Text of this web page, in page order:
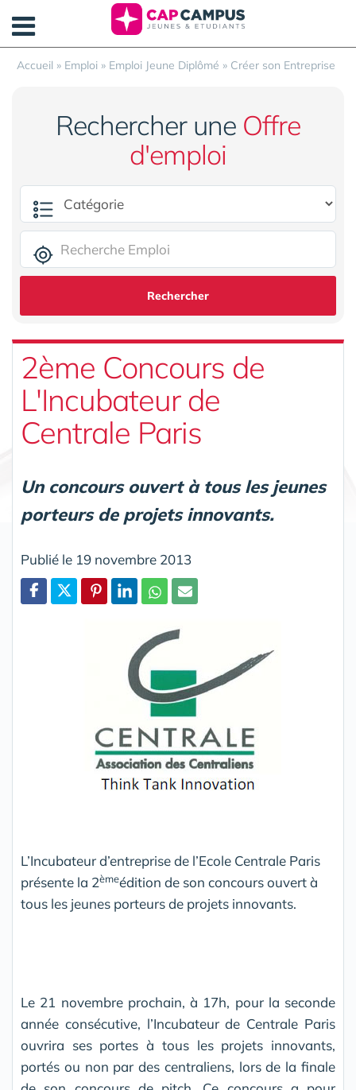
Accueil » Emploi » Emploi Jeune Diplômé » Créer son Entreprise
Rechercher une Offre
d'emploi
Rechercher
2ème Concours de
L'Incubateur de
Centrale Paris
Un concours ouvert à tous les jeunes
porteurs de projets innovants.
Publié le 19 novembre 2013
L’Incubateur d’entreprise de l’Ecole Centrale Paris
présente la 2èmeédition de son concours ouvert à
tous les jeunes porteurs de projets innovants.
Le 21 novembre prochain, à 17h, pour la seconde
année consécutive, l’Incubateur de Centrale Paris
ouvrira ses portes à tous les projets innovants,
portés ou non par des centraliens, lors de la finale
Panneau de gestion des cookies